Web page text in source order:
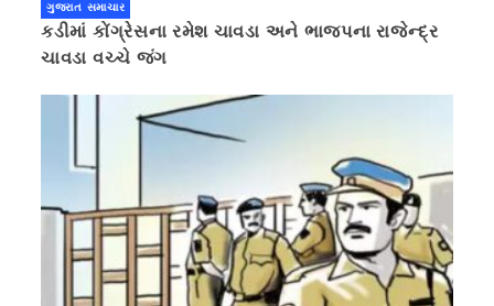
ગુજરાત સમાચાર
કડીમાં કોંગ્રેસના રમેશ ચાવડા અને ભાજપના રાજેન્દ્ર
ચાવડા વચ્ચે જંગ